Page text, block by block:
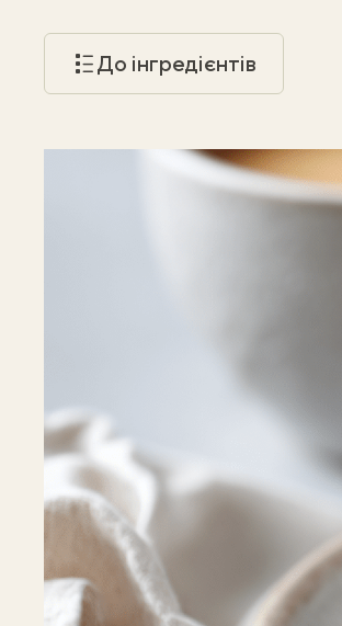
До інгредієнтів